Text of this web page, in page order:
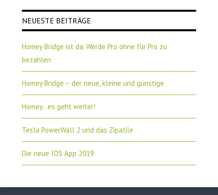
NEUESTE BEITRÄGE
Homey Bridge ist da. Werde Pro ohne für Pro zu
bezahlen
Homey Bridge – der neue, kleine und günstige
Homey…es geht weiter!
Tesla PowerWall 2 und das Zipatile
Die neue IOS App 2019